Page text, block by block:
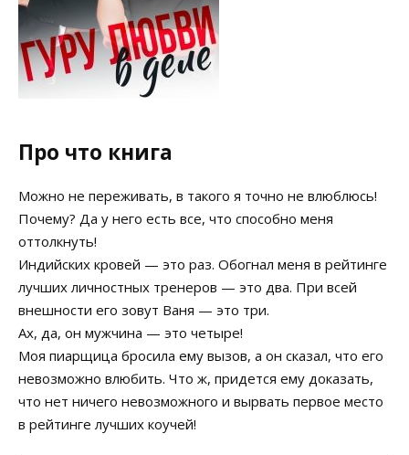
Про что книга
Можно не переживать, в такого я точно не влюблюсь!
Почему? Да у него есть все, что способно меня
оттолкнуть!
Индийских кровей — это раз. Обогнал меня в рейтинге
лучших личностных тренеров — это два. При всей
внешности его зовут Ваня — это три.
Ах, да, он мужчина — это четыре!
Моя пиарщица бросила ему вызов, а он сказал, что его
невозможно влюбить. Что ж, придется ему доказать,
что нет ничего невозможного и вырвать первое место
в рейтинге лучших коучей!